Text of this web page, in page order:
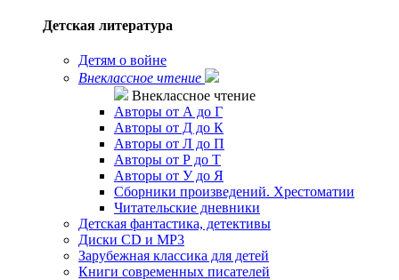
Детская литература
Детям о войне
Внеклассное чтение
Внеклассное чтение
Авторы от А до Г
Авторы от Д до К
Авторы от Л до П
Авторы от Р до Т
Авторы от У до Я
Сборники произведений. Хрестоматии
Читательские дневники
Детская фантастика, детективы
Диски CD и MP3
Зарубежная классика для детей
Книги современных писателей